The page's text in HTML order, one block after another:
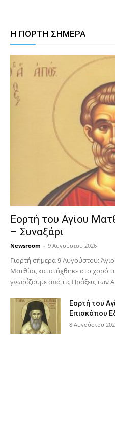
Η ΓΙΟΡΤΗ ΣΗΜΕΡΑ
Εορτή του Αγίου
– Συναξάρι
Newsroom - 9 Αυγούστου 2026
Γιορτή σήμερα 9 Αυγούστου:
Ματθίας κατατάχθηκε στο χορό
γνωρίζουμε από τις Πράξεις των
Εορτή του
Επισκόπου
8 Αυγούστου